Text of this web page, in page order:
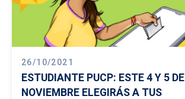
26/10/2021
ESTUDIANTE PUCP: ESTE 4 Y 5 DE
NOVIEMBRE ELEGIRÁS A TUS